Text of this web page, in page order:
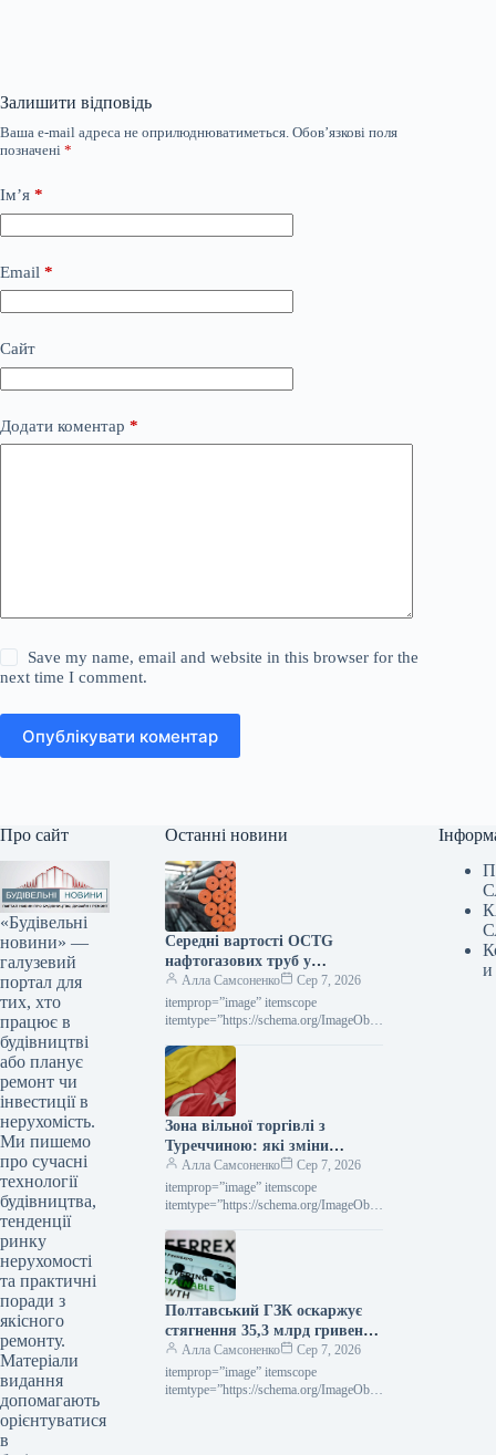
Залишити відповідь
Ваша e-mail адреса не оприлюднюватиметься. Обов’язкові поля
позначені *
Ім’я *
Email *
Сайт
Додати коментар *
Save my name, email and website in this browser for the
next time I comment.
Опублікувати коментар
Про сайт
«Будівельні
новини» —
галузевий
портал для
тих, хто
працює в
будівництві
або планує
ремонт чи
інвестиції в
нерухомість.
Ми пишемо
про сучасні
технології
будівництва,
тенденції
ринку
нерухомості
та практичні
поради з
якісного
ремонту.
Матеріали
видання
допомагають
орієнтуватися
в
Останні новини
Середні вартості OCTG
нафтогазових труб у
Сполучених Штатах у липні
залишалися незмінними,
досягнувши позначки $2563 за
Алла Самсоненко
Сер 7, 2026
itemprop=”image” itemscope
itemtype=”https://schema.org/ImageObje
Глобальний ринок ціни на прокат
Роздрукувати 297 06 Серпня 2026
Середні ціни на нафтогазові труби…
Зона вільної торгівлі з
Туреччиною: які зміни
чекають на українське
металоведення
Алла Самсоненко
Сер 7, 2026
itemprop=”image” itemscope
itemtype=”https://schema.org/ImageObje
СтаттіІндустріяторгівляРоздрукувати
7106 Серпня 2026 ЗВТ із Туреччиною:
що зміниться для української
металопродукції Читайте на
русскомRead in…
Полтавський ГЗК оскаржує
стягнення 35,3 млрд гривень
за невиконання норм
валютного регулювання.
Алла Самсоненко
Сер 7, 2026
itemprop=”image” itemscope
itemtype=”https://schema.org/ImageObje
и